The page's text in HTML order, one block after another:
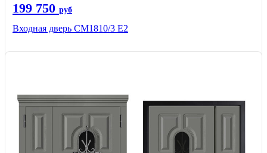
199 750 руб
Входная дверь СМ1810/3 Е2